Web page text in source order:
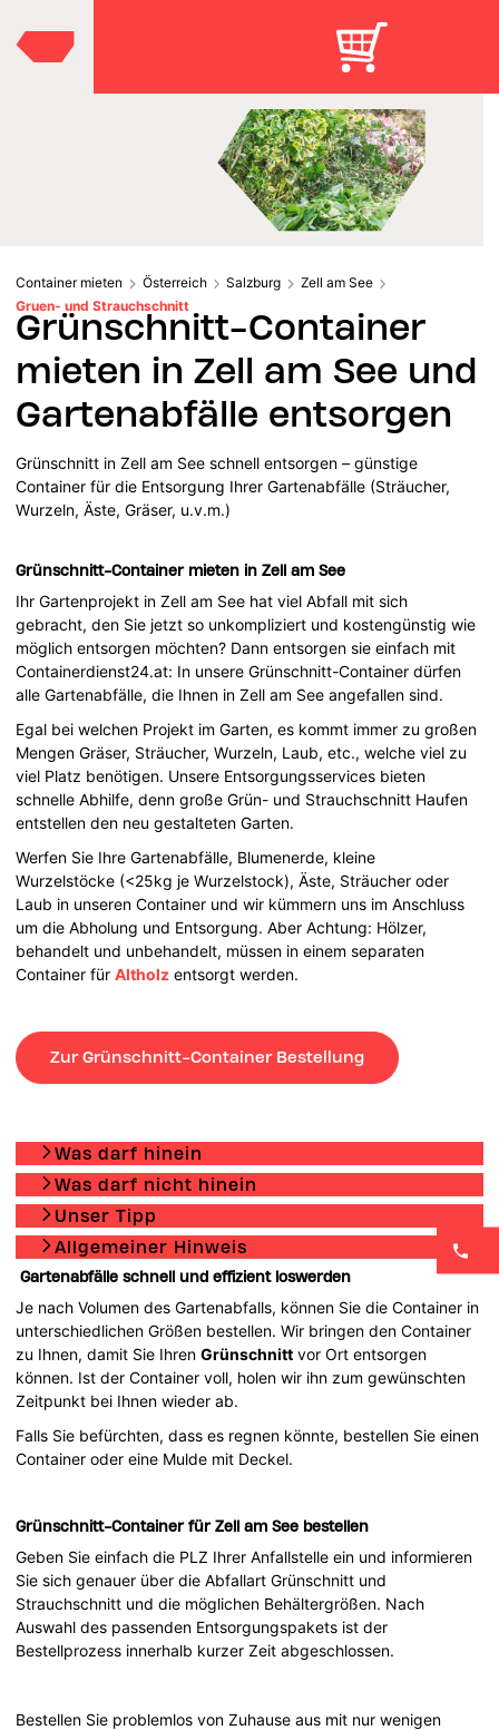
Container mieten Österreich Salzburg
Zell am See
Gruen- und Strauchschnitt
Grünschnitt-Container
mieten in Zell am See und
Gartenabfälle entsorgen
Grünschnitt in Zell am See schnell entsorgen – günstige
Container für die Entsorgung Ihrer Gartenabfälle (Sträucher,
Wurzeln, Äste, Gräser, u.v.m.)
Grünschnitt-Container mieten in Zell am See
Ihr Gartenprojekt in Zell am See hat viel Abfall mit sich
gebracht, den Sie jetzt so unkompliziert und kostengünstig wie
möglich entsorgen möchten? Dann entsorgen sie einfach mit
Containerdienst24.at: In unsere Grünschnitt-Container dürfen
alle Gartenabfälle, die Ihnen in Zell am See angefallen sind.
Egal bei welchen Projekt im Garten, es kommt immer zu großen
Mengen Gräser, Sträucher, Wurzeln, Laub, etc., welche viel zu
viel Platz benötigen. Unsere Entsorgungsservices bieten
schnelle Abhilfe, denn große Grün- und Strauchschnitt Haufen
entstellen den neu gestalteten Garten.
Werfen Sie Ihre Gartenabfälle, Blumenerde, kleine
Wurzelstöcke (<25kg je Wurzelstock), Äste, Sträucher oder
Laub in unseren Container und wir kümmern uns im Anschluss
um die Abholung und Entsorgung. Aber Achtung: Hölzer,
behandelt und unbehandelt, müssen in einem separaten
Container fürAltholz entsorgt werden.
Zur Grünschnitt-Container Bestellung
Was darf hinein
Was darf nicht hinein
Unser Tipp
Allgemeiner Hinweis
Gartenabfälle schnell und effizient loswerden
Je nach Volumen des Gartenabfalls, können Sie die Container in
unterschiedlichen Größen bestellen. Wir bringen den Container
zu Ihnen, damit Sie IhrenGrünschnitt vor Ort entsorgen
können. Ist der Container voll, holen wir ihn zum gewünschten
Zeitpunkt bei Ihnen wieder ab.
Falls Sie befürchten, dass es regnen könnte, bestellen Sie einen
Container oder eine Mulde mit Deckel.
Grünschnitt-Container für Zell am See bestellen
Geben Sie einfach die PLZ Ihrer Anfallstelle ein und informieren
Sie sich genauer über die Abfallart Grünschnitt und
Strauchschnitt und die möglichen Behältergrößen. Nach
Auswahl des passenden Entsorgungspakets ist der
Bestellprozess innerhalb kurzer Zeit abgeschlossen.
Bestellen Sie problemlos von Zuhause aus mit nur wenigen